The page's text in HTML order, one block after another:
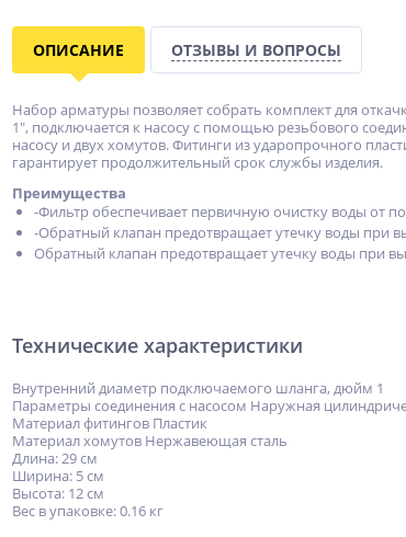
ОПИСАНИЕ ОТЗЫВЫ И ВОПРОСЫ
Набор арматуры позволяет собрать комплект для
1″, подключается к насосу с помощью резьбового
насосу и двух хомутов. Фитинги из ударопрочного
гарантирует продолжительный срок службы изделия.
Преимущества
-Фильтр обеспечивает первичную очистку воды от
-Обратный клапан предотвращает утечку воды при
Обратный клапан предотвращает утечку воды при
Технические характеристики
Внутренний диаметр подключаемого шланга, дюйм 1
Параметры соединения с насосом Наружная
Материал фитингов Пластик
Материал хомутов Нержавеющая сталь
Длина: 29 см
Ширина: 5 см
Высота: 12 см
Вес в упаковке: 0.16 кг